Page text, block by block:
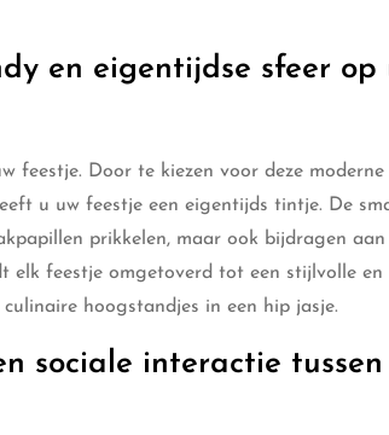
en eigentijdse sfeer op
feestje. Door te kiezen voor deze moderne
u uw feestje een eigentijds tintje. De
prikkelen, maar ook bijdragen aan
elk feestje omgetoverd tot een stijlvolle en
hoogstandjes in een hip jasje.
sociale interactie tussen